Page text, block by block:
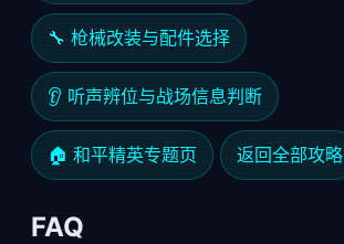
🔧 枪械改装与配件选择
👂 听声辨位与战场信息判断
🏠 和平精英专题页 返回全部攻略
FAQ